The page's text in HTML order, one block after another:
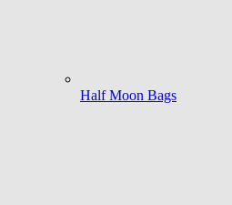
Half Moon Bags